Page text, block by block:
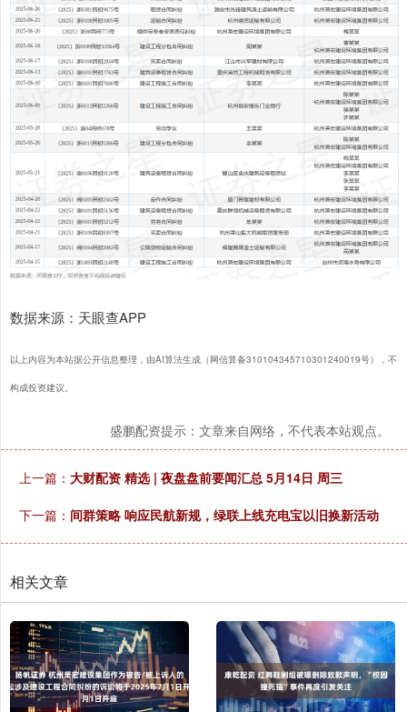
数据来源：天眼查APP
以上内容为本站据公开信息整理，由AI算法生成（网信算备310104345710301240019号），不
构成投资建议。
盛鹏配资提示：文章来自网络，不代表本站观点。
上一篇： 大财配资 精选 | 夜盘盘前要闻汇总 5月14日 周三
下一篇： 间群策略 响应民航新规，绿联上线充电宝以旧换新活动
相关文章